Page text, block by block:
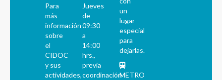
Para
más
información
sobre
el
CIDOC
y sus
actividades,
Jueves
de
09:30
a
14:00
hrs.,
previa
coordinación
un
lugar
especial
para
dejarlas.
METRO